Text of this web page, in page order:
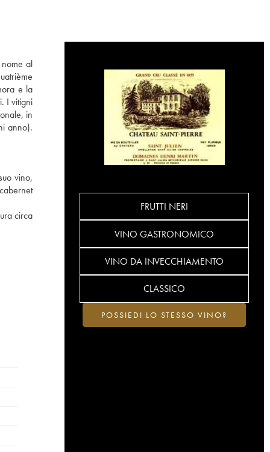
al
e la
I vitigni
in
anno).
vino,
circa
FRUTTI NERI
VINO GASTRONOMICO
VINO DA INVECCHIAMENTO
CLASSICO
POSSIEDI LO STESSO VINO?